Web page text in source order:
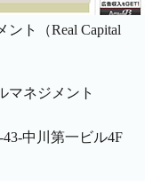
ト（Real Capital
マネジメント
中川第一ビル4F